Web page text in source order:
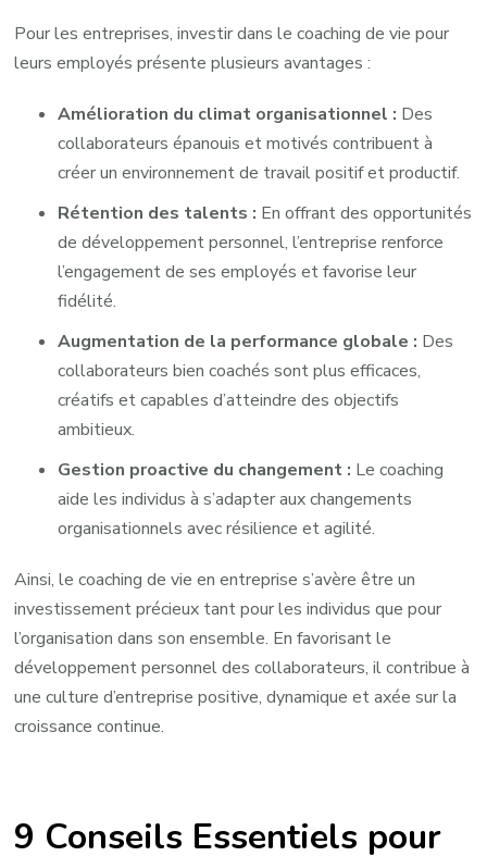
Pour les entreprises, investir dans le coaching de vie pour
leurs employés présente plusieurs avantages :
Amélioration du climat organisationnel : Des
collaborateurs épanouis et motivés contribuent à
créer un environnement de travail positif et productif.
Rétention des talents : En offrant des opportunités
de développement personnel, l’entreprise renforce
l’engagement de ses employés et favorise leur
fidélité.
Augmentation de la performance globale : Des
collaborateurs bien coachés sont plus efficaces,
créatifs et capables d’atteindre des objectifs
ambitieux.
Gestion proactive du changement : Le coaching
aide les individus à s’adapter aux changements
organisationnels avec résilience et agilité.
Ainsi, le coaching de vie en entreprise s’avère être un
investissement précieux tant pour les individus que pour
l’organisation dans son ensemble. En favorisant le
développement personnel des collaborateurs, il contribue à
une culture d’entreprise positive, dynamique et axée sur la
croissance continue.
9 Conseils Essentiels pour